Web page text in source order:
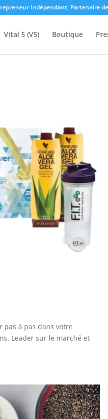
Indépendant, Partenaire
Vital 5 (V5) Boutique
pas à pas dans votre
Leader sur le marché et